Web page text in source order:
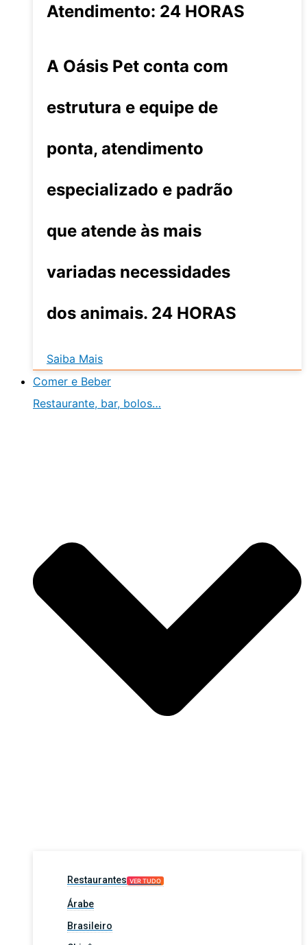
Atendimento: 24 HORAS
A Oásis Pet conta com
estrutura e equipe de
ponta, atendimento
especializado e padrão
que atende às mais
variadas necessidades
dos animais. 24 HORAS
Saiba Mais
Comer e Beber
Restaurante, bar, bolos…
Restaurantes VER TUDO
Árabe
Brasileiro